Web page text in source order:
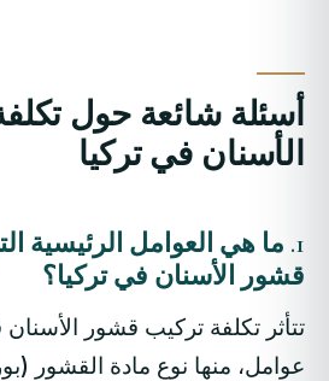
أسئلة شائعة حول
الأسنان في تركيا
1. ما هي العوامل الرئيسية
قشور الأسنان في تركيا؟
تتأثر تكلفة تركيب قشور الأسنان
عوامل، منها نوع مادة القشور